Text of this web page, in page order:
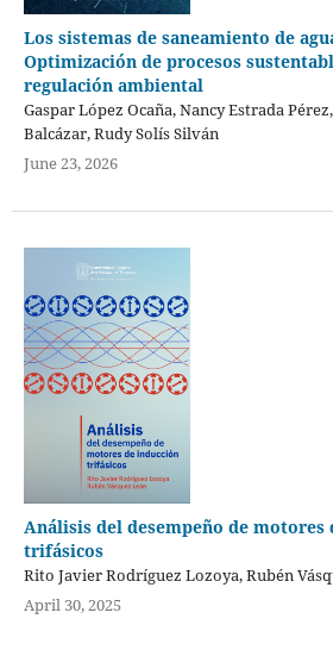
Los sistemas de saneamiento de
Optimización de procesos
regulación ambiental
Gaspar López Ocaña, Nancy Estrada
Balcázar, Rudy Solís Silván
June 23, 2026
Análisis del desempeño de motores
trifásicos
Rito Javier Rodríguez Lozoya, Rubén
April 30, 2025